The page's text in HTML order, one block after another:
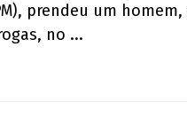
prendeu um
no ...